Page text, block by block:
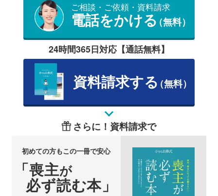
ご相談・ご依頼・資料請求
電話をかける（無料）
24時間365日対応【通話無料】
資料請求する（無料）
さらに！資料請求で
初めての方もこの一冊で安心
「喪主が
必ず読む本」